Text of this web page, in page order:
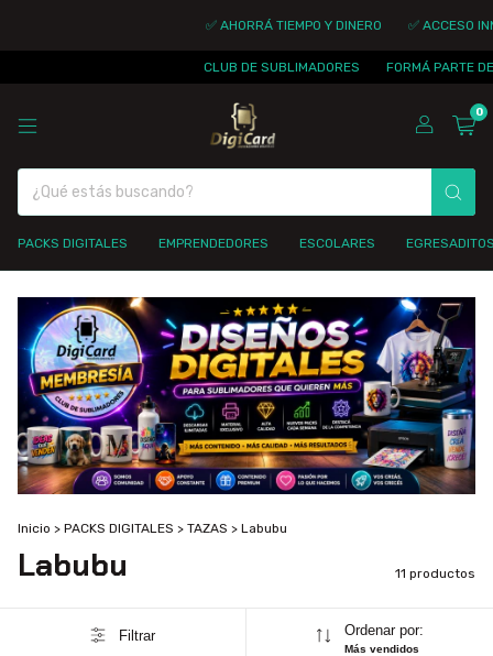
✅ AHORRÁ TIEMPO Y DINERO ✅ ACCESO
CLUB DE SUBLIMADORES FORMÁ PARTE DE LA
0
PACKS DIGITALES EMPRENDEDORES ESCOLARES
Inicio > PACKS DIGITALES > TAZAS > Labubu
Labubu 11 productos
Filtrar Ordenar por:
Más vendidos